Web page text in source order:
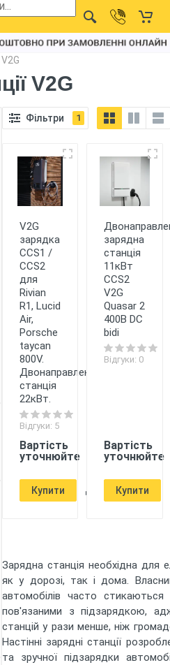
V2G
Фільтри 1
V2G
зарядка
CCS1 /
CCS2
для
Rivian
R1, Lucid
Air,
Porsche
taycan
800V.
Двонаправлена
станція
22кВт.
Відгуки: 5
Вартість
уточнюйте
Купити
зарядна
станція
11кВт
CCS2
V2G
Quasar 2
400В DC
bidi
Відгуки: 0
Вартість
уточнюйте
Купити
Зарядна станція необхідна для
як у дорозі, так і дома.
автомобілів часто стикаються
пов'язаними з підзарядкою,
станцій у рази менше, ніж
Настінні зарядні станції
та зручної підзарядки